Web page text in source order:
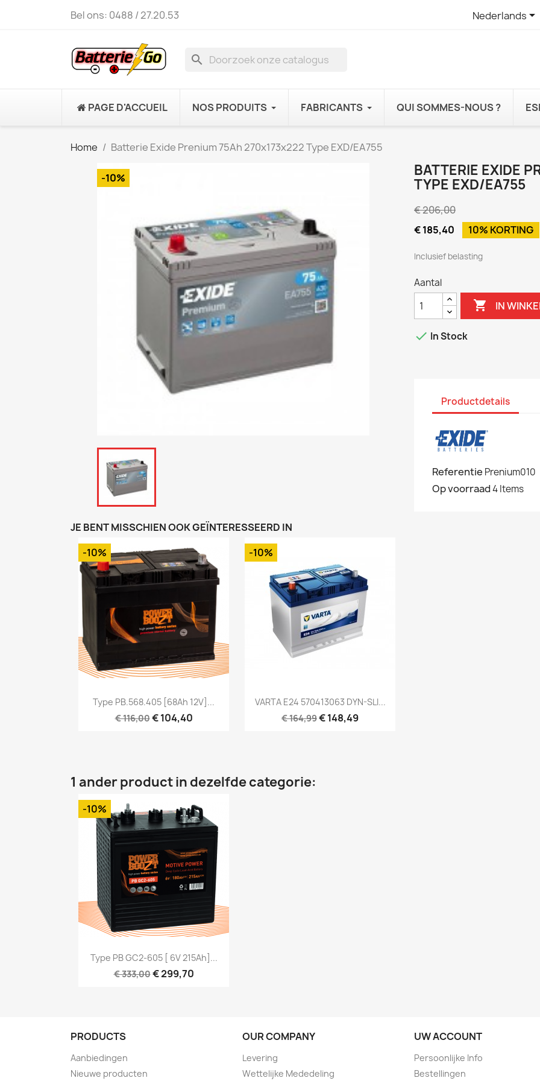
Bel ons: 0488 / 27.20.53 Nederlands
search
PAGE D'ACCUEIL NOS PRODUITS FABRICANTS QUI SOMMES-NOUS ?
Home Batterie Exide Prenium 75Ah 270x173x222 Type EXD/EA755
-10%
BATTERIE EXIDE
TYPE EXD/EA755
€ 206,00
€ 185,40
10% KORTING
Inclusief belasting
Aantal
 IN
 In Stock
Productdetails
Referentie Prenium010
Op voorraad4 Items
JE BENT MISSCHIEN OOK GEÏNTERESSEERD IN
Type PB.568.405 [68Ah 12V]...
€ 116,00€ 104,40
-10%
Snel bekijken
VARTA E24 570413063 DYN-SLI...
€ 164,99€ 148,49
-10%
Snel bekijken
1 ander product in dezelfde categorie:
Type PB GC2-605 [ 6V 215Ah]...
€ 333,00€ 299,70
-10%
Snel bekijken
PRODUCTS
Aanbiedingen
Nieuwe producten
OUR COMPANY
Levering
Wettelijke Mededeling
UW ACCOUNT
Persoonlijke Info
Bestellingen